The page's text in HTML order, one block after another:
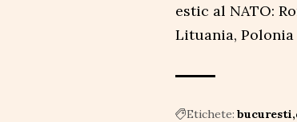
estic al NATO:
Lituania, Polonia
Etichete: bucuresti